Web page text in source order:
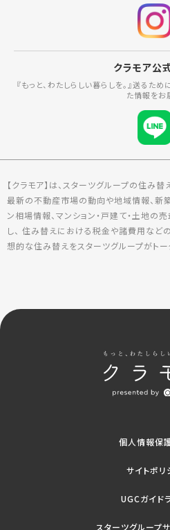
クラモア公
『もっと、わたしらしい暮らしを。』送るた
た情報をお
【クラモア】は、スターツグループの住み替
最新の不動産市場の動向や地域情報、新
ン相場情報、マンション・戸建て・土地の
し、 住み替えにおける税金や諸費用など
想的な住み替えをスターツグループがトー
個人情報保
サイトポリ
UGCガイド
スターツグループ